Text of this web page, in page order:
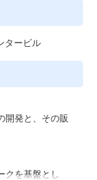
タービル
開発と、その販
クを基盤とし